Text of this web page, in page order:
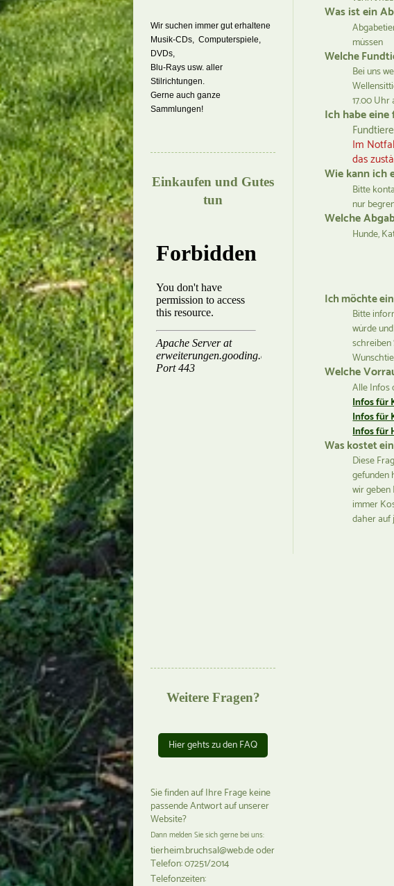
Was ist ein
müssen
Welche
Bei uns
17.00 Uhr
Ich habe
Im
das
Wie kann ich
Bitte
nur
Welche
Hunde,
Ich möchte
Bitte
würde
Welche
Alle Infos
Infos für
Infos für
Infos für
Was kostet
Diese
gefunden
wir
immer
daher auf
Wir suchen immer gut erhaltene
Musik-CDs, Computerspiele,
DVDs,
Blu-Rays usw. aller
Stilrichtungen.
Gerne auch ganze
Sammlungen!
Einkaufen und Gutes
tun
Weitere Fragen?
Hier gehts zu den FAQ
Sie finden auf Ihre Frage keine
passende Antwort auf unserer
Website?
Dann melden Sie sich gerne bei uns:
tierheim.bruchsal@web.de oder
Telefon: 07251/2014
Telefonzeiten: